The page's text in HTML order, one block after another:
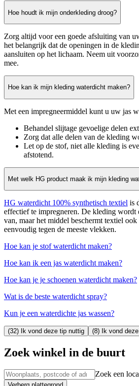
Hoe houdt ik mijn onderkleding droog?
Zorg altijd voor een goede afsluiting van
het belangrijk dat de openingen in de
aansluiten op het lichaam. Neem uit
mee.
Hoe kan ik mijn kleding waterdicht maken?
Met een impregneermiddel kunt u uw jas
Behandel slijtage gevoelige delen
Zorg dat alle delen van de kleding
Let op de stof, niet alle kleding is
afstotend.
Met welk HG product maak ik mijn kleding
HG waterdicht 100% synthetisch textiel is
effectief te impregneren. De kleding wordt
van, maar het middel beschermt textiel
eenvoudig tegen de meeste vlekken.
Hoe kan je stof waterdicht maken?
Hoe kan ik een jas waterdicht maken?
Hoe kan je je schoenen waterdicht maken?
Wat is de beste waterdicht spray?
Kun je een waterdichte jas wassen?
(32) Ik vond deze tip nuttig (8) Ik vond
Zoek winkel in de buurt
Zoek een